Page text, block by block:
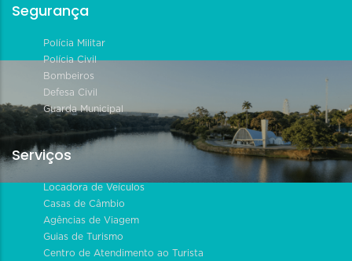
Segurança
Polícia Militar
Polícia Civil
Bombeiros
Defesa Civil
Guarda Municipal
Serviços
Locadora de Veículos
Casas de Câmbio
Agências de Viagem
Guias de Turismo
Centro de Atendimento ao Turista